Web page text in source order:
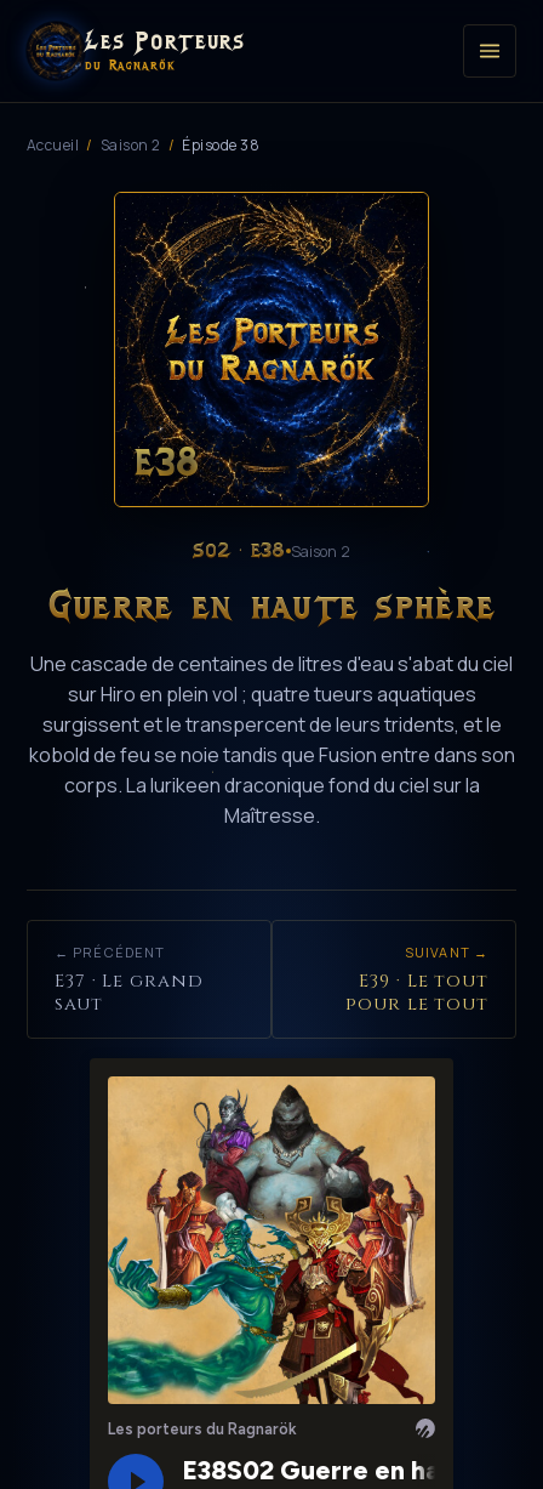
Les Porteurs
du Ragnarök
Accueil / Saison 2 / Épisode 38
E38
S02 · E38 Saison 2
Guerre en haute sphère
Une cascade de centaines de litres d'eau s'abat du ciel
sur Hiro en plein vol ; quatre tueurs aquatiques
surgissent et le transpercent de leurs tridents, et le
kobold de feu se noie tandis que Fusion entre dans son
corps. La lurikeen draconique fond du ciel sur la
Maîtresse.
← PRÉCÉDENT
E37 · Le grand
saut
SUIVANT →
E39 · Le tout
pour le tout